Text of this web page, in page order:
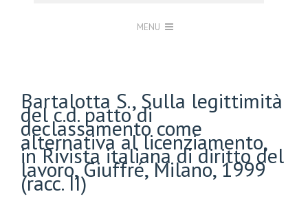
MENU
Bartalotta S., Sulla legittimità
del c.d. patto di
declassamento come
alternativa al licenziamento,
in Rivista italiana di diritto del
lavoro, Giuffré, Milano, 1999
(racc. II)